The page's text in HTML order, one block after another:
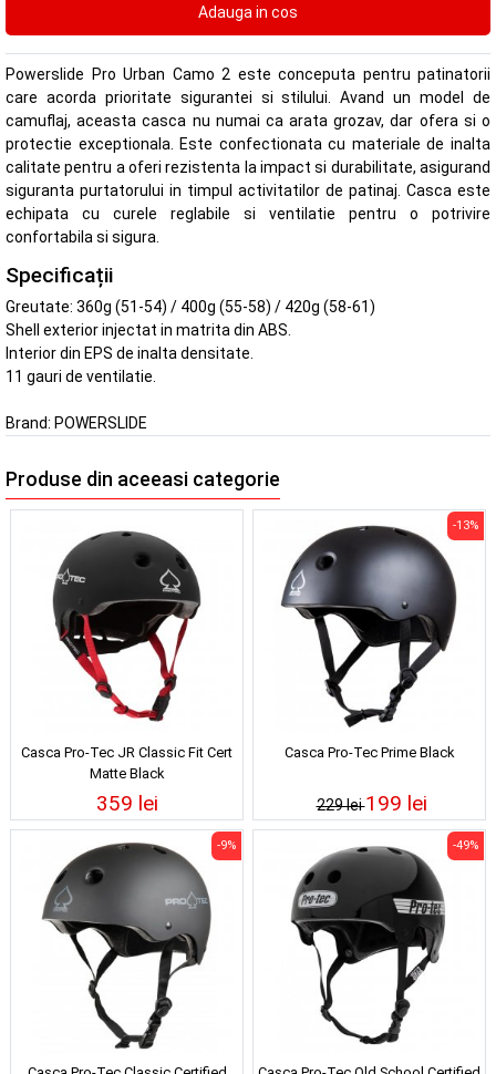
Powerslide Pro Urban Camo 2 este conceputa pentru patinatorii
care acorda prioritate sigurantei si stilului. Avand un model de
camuflaj, aceasta casca nu numai ca arata grozav, dar ofera si o
protectie exceptionala. Este confectionata cu materiale de inalta
calitate pentru a oferi rezistenta la impact si durabilitate, asigurand
siguranta purtatorului in timpul activitatilor de patinaj. Casca este
echipata cu curele reglabile si ventilatie pentru o potrivire
confortabila si sigura.
Specificații
Greutate: 360g (51-54) / 400g (55-58) / 420g (58-61)
Shell exterior injectat in matrita din ABS.
Interior din EPS de inalta densitate.
11 gauri de ventilatie.
Brand: POWERSLIDE
Produse din aceeasi categorie
Casca Pro-Tec JR Classic Fit Cert
Matte Black
359 lei
Casca Pro-Tec Prime Black
229 lei
-13%
199 lei
-9% -49%